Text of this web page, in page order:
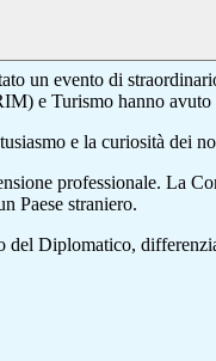
un evento di
e Turismo hanno
e la curiosità
professionale. La
Paese straniero.
Diplomatico,